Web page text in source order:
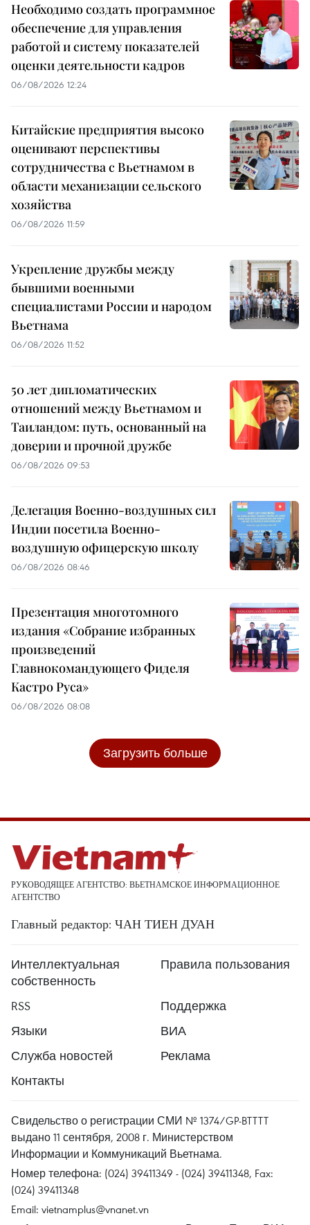
Необходимо создать программное
обеспечение для управления
работой и систему показателей
оценки деятельности кадров
06/08/2026 12:24
Китайские предприятия высоко
оценивают перспективы
сотрудничества с Вьетнамом в
области механизации сельского
хозяйства
06/08/2026 11:59
Укрепление дружбы между
бывшими военными
специалистами России и народом
Вьетнама
06/08/2026 11:52
50 лет дипломатических
отношений между Вьетнамом и
Таиландом: путь, основанный на
доверии и прочной дружбе
06/08/2026 09:53
Делегация Военно-воздушных сил
Индии посетила Военно-
воздушную офицерскую школу
06/08/2026 08:46
Презентация многотомного
издания «Собрание избранных
произведений
Главнокомандующего Фиделя
Кастро Руса»
06/08/2026 08:08
Загрузить больше
РУКОВОДЯЩЕЕ АГЕНТСТВО: ВЬЕТНАМСКОЕ ИНФОРМАЦИОННОЕ
АГЕНТСТВО
Главный редактор: ЧАН ТИЕН ДУАН
Интеллектуальная
собственность
Правила пользования
RSS
Поддержка
Языки
ВИА
Служба новостей
Реклама
Контакты
Свидельство о регистрации СМИ № 1374/GP-BTTTT
выдано 11 сентября, 2008 г. Министерством
Информации и Коммуникаций Вьетнама.
Номер телефона: (024) 39411349 - (024) 39411348, Fax:
(024) 39411348
Email: vietnamplus@vnanet.vn